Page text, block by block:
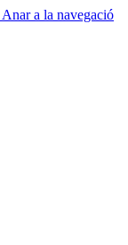
Anar a la navegació